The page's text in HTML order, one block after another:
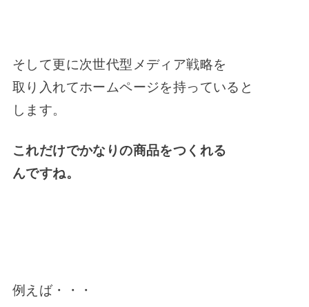
そして更に次世代型メディア戦略を
取り入れてホームページを持っていると
します。
これだけでかなりの商品をつくれる
んですね。
例えば・・・